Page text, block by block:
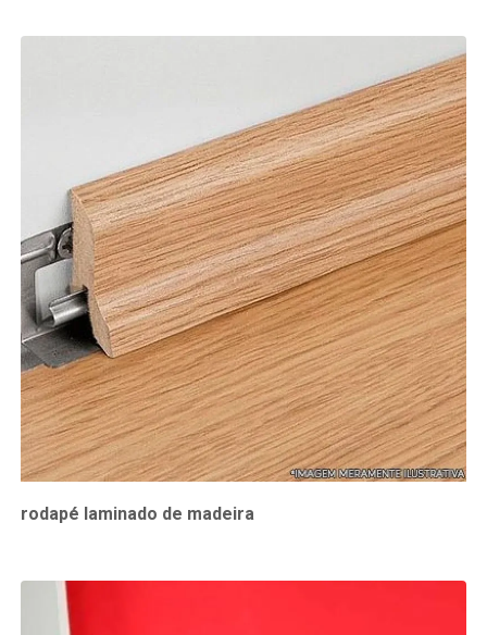
rodapé laminado de madeira